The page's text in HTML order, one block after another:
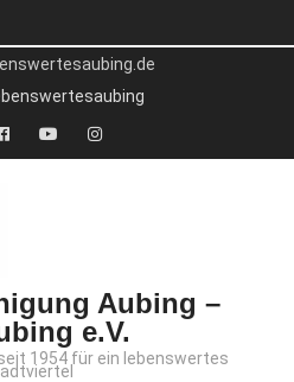
FacebookYouTubeInstagram
Aubing –
e.V.
1954 für ein lebenswertes